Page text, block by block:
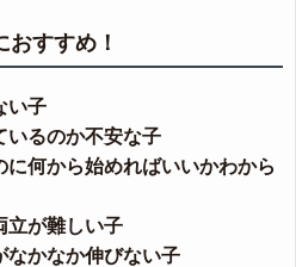
すすめ！
い子
いるのか不安な子
に何から始めればいいかわから
立が難しい子
なかなか伸びない子